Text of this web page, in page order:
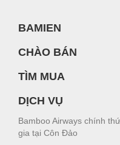
BAMIEN
CHÀO BÁN
TÌM MUA
DỊCH VỤ
Bamboo Airways chính
gia tại Côn Đảo